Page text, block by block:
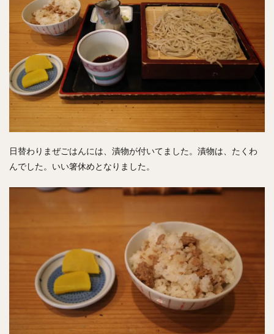
日替わりまぜごはんには、漬物が付いてました。漬物は、たくわ
んでした。いい箸休めとなりました。